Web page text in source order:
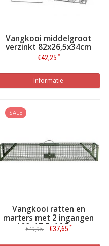
Vangkooi middelgroot
verzinkt 82x26,5x34cm
€42,25 *
Informatie
SALE
Vangkooi ratten en
marters met 2 ingangen
100x17,5x16,5cm
€49,95 €37,65 *